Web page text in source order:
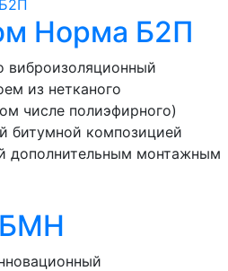
Норма Б2П
виброизоляционный
из нетканого
числе полиэфирного)
битумной композицией
дополнительным монтажным
БМН